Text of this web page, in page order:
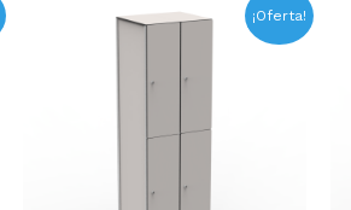
¡Oferta!
precio
623,26€.
precio
actual